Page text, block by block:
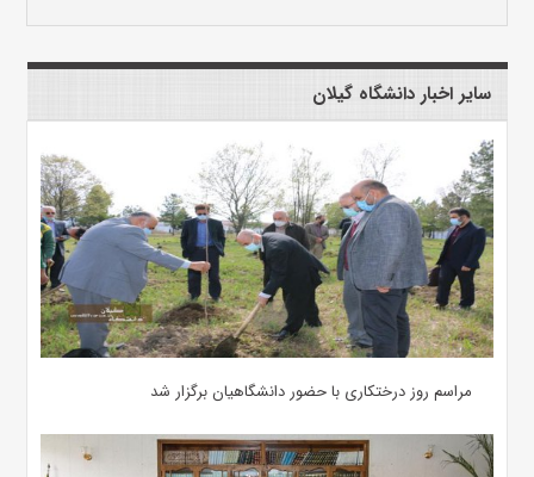
سایر اخبار دانشگاه گیلان
مراسم روز درختکاری با حضور دانشگاهیان برگزار شد